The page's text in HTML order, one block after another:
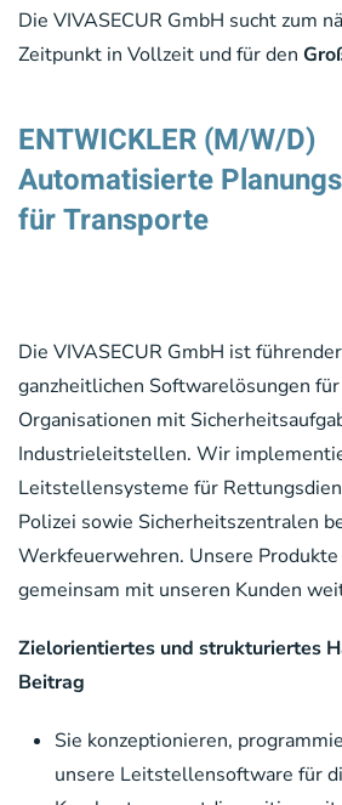
Die VIVASECUR GmbH sucht zum
Zeitpunkt in Vollzeit und für den
ENTWICKLER (M/W/D)
Automatisierte
für Transporte
Die VIVASECUR GmbH ist
ganzheitlichen Softwarelösungen
Organisationen mit
Industrieleitstellen. Wir
Leitstellensysteme für
Polizei sowie Sicherheitszentralen
Werkfeuerwehren. Unsere
gemeinsam mit unseren Kunden
Zielorientiertes und strukturiertes
Beitrag
Sie konzeptionieren,
unsere Leitstellensoftware für